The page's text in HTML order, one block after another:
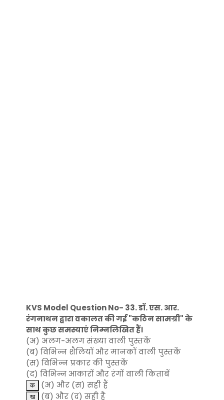
KVS Model Question No- 33. डॉ. एस. आर.
रंगनाथन द्वारा वकालत की गई "कठिन सामग्री" के
साथ कुछ समस्याएं निम्नलिखित हैं।
(अ) अलग-अलग संख्या वाली पुस्तकें
(ब) विभिन्न शैलियों और मानकों वाली पुस्तकें
(स) विभिन्न प्रकार की पुस्तकें
(द) विभिन्न आकारों और रंगों वाली किताबें
(अ) और (स) सही हैं
(ब) और (द) सही हैं